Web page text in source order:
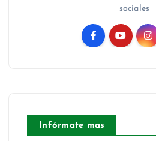
sociales
Infórmate mas